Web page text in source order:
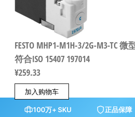
FESTO MHP1-M1H-3/2G-M3-TC
符合ISO 15407 197014
¥259.33
加入购物车
100万+ SKU 正品保障